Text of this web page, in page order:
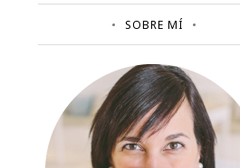
SOBRE MÍ